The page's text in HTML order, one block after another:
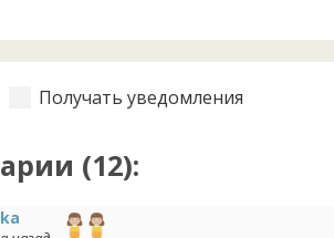
Получать уведомления
(12):